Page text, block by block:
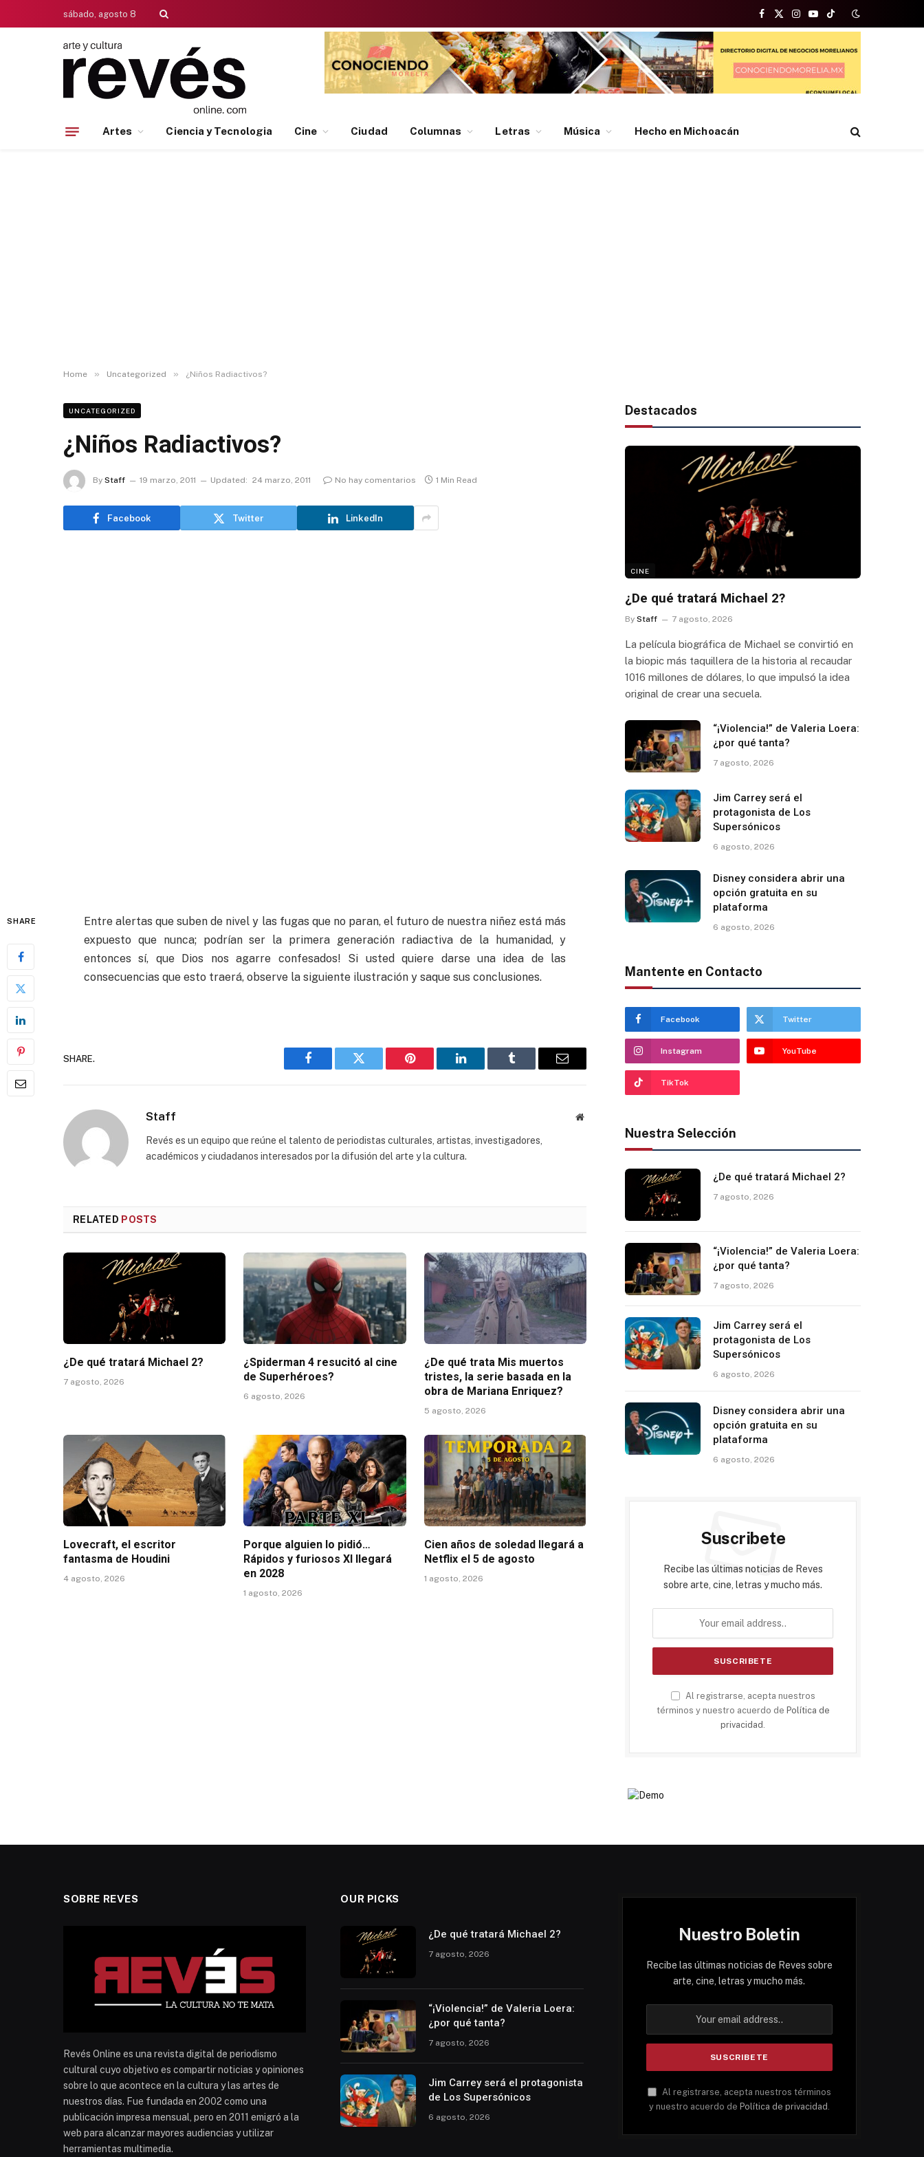
sábado, agosto 8
Facebook
X
(Twitter)
Instagram
YouTubeTikTok
Artes Ciencia y Tecnologia Cine Ciudad Columnas Letras Música Hecho en Michoacán
Home » Uncategorized » ¿Niños Radiactivos?
UNCATEGORIZED
¿Niños Radiactivos?
By Staff 19 marzo, 2011 Updated: 24 marzo, 2011 No hay comentarios 1 Min Read
Facebook Twitter LinkedIn
SHARE
Entre alertas que suben de nivel y las fugas que no paran, el futuro de nuestra niñez está más
expuesto que nunca; podrían ser la primera generación radiactiva de la humanidad, y
entonces sí, que Dios nos agarre confesados! Si usted quiere darse una idea de las
consecuencias que esto traerá, observe la siguiente ilustración y saque sus conclusiones.
SHARE.
Facebook Twitter Pinterest LinkedIn Tumblr Email
Staff Website
Revés es un equipo que reúne el talento de periodistas culturales, artistas, investigadores,
académicos y ciudadanos interesados por la difusión del arte y la cultura.
RELATED POSTS
¿De qué tratará Michael 2?
7 agosto, 2026
¿Spiderman 4 resucitó al cine
de Superhéroes?
6 agosto, 2026
¿De qué trata Mis muertos
tristes, la serie basada en la
obra de Mariana Enriquez?
5 agosto, 2026
Lovecraft, el escritor
fantasma de Houdini
4 agosto, 2026
Porque alguien lo pidió…
Rápidos y furiosos XI llegará
en 2028
1 agosto, 2026
Cien años de soledad llegará a
Netflix el 5 de agosto
1 agosto, 2026
Destacados
CINE
¿De qué tratará Michael 2?
By Staff 7 agosto, 2026
La película biográfica de Michael se convirtió en
la biopic más taquillera de la historia al recaudar
1016 millones de dólares, lo que impulsó la idea
original de crear una secuela.
“¡Violencia!” de Valeria Loera:
¿por qué tanta?
7 agosto, 2026
Jim Carrey será el
protagonista de Los
Supersónicos
6 agosto, 2026
Disney considera abrir una
opción gratuita en su
plataforma
6 agosto, 2026
Mantente en Contacto
Facebook Twitter
Instagram YouTube
TikTok
Nuestra Selección
¿De qué tratará Michael 2?
7 agosto, 2026
“¡Violencia!” de Valeria Loera:
¿por qué tanta?
7 agosto, 2026
Jim Carrey será el
protagonista de Los
Supersónicos
6 agosto, 2026
Disney considera abrir una
opción gratuita en su
plataforma
6 agosto, 2026
Suscribete
Recibe las últimas noticias de Reves
sobre arte, cine, letras y mucho más.
Al registrarse, acepta nuestros
términos y nuestro acuerdo de Política de
privacidad
SOBRE REVES
Revés Online es una revista digital de periodismo
cultural cuyo objetivo es compartir noticias y opiniones
sobre lo que acontece en la cultura y las artes de
nuestros días. Fue fundada en 2002 como una
publicación impresa mensual, pero en 2011 emigró a la
web para alcanzar mayores audiencias y utilizar
herramientas multimedia.
OUR PICKS
¿De qué tratará Michael 2?
7 agosto, 2026
“¡Violencia!” de Valeria Loera:
¿por qué tanta?
7 agosto, 2026
Jim Carrey será el protagonista
de Los Supersónicos
6 agosto, 2026
Nuestro Boletin
Recibe las últimas noticias de Reves sobre
arte, cine, letras y mucho más.
Al registrarse, acepta nuestros términos
y nuestro acuerdo de Política de privacidad